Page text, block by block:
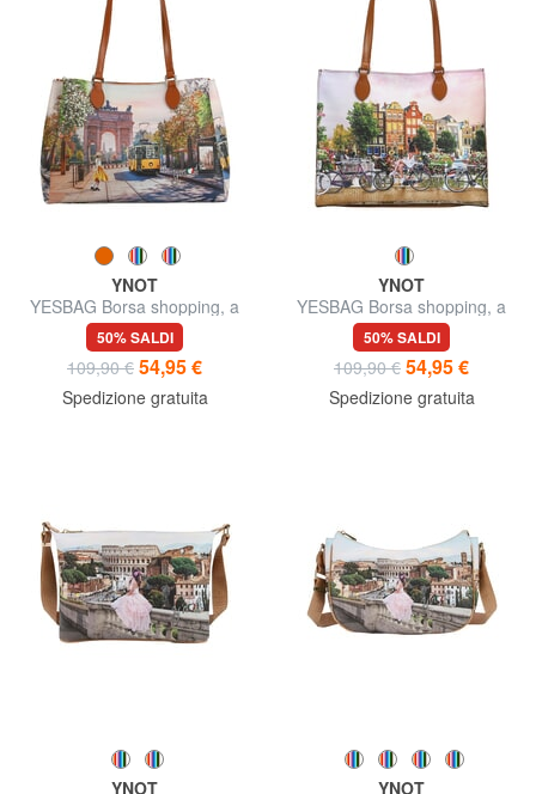
YNOT
YESBAG Borsa shopping, a
spalla
50% SALDI
109,90 € 54,95 €
Spedizione gratuita
YNOT
YESBAG Borsa shopping, a
spalla
50% SALDI
109,90 € 54,95 €
Spedizione gratuita
YNOT
YNOT